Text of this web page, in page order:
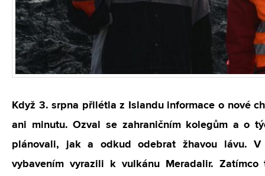
Když 3. srpna přilétla z Islandu informace o nové
ani minutu. Ozval se zahraničním kolegům a o
plánovali, jak a odkud odebrat žhavou lávu. V
vybavením vyrazili k vulkánu Meradalir.